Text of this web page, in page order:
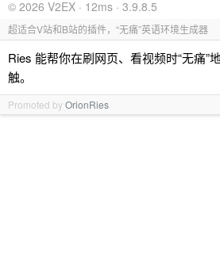
© 2026 V2EX · 12ms · 3.9.8.5
超适合V站和B站的插件，“无痛”英语环境生成器
Ries 能帮你在刷网页、看视频时“无痛”
触。
Promoted byOrionRies